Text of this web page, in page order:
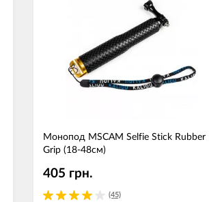
Монопод MSCAM Selfie Stick Rubber
Grip (18-48см)
(45)
405 грн.